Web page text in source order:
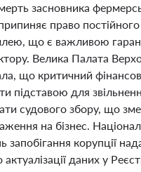
засновника
право постійного
що є важливою
Велика Палата
що критичний
підставою для
судового збору, що
на бізнес.
запобігання корупції
даних у